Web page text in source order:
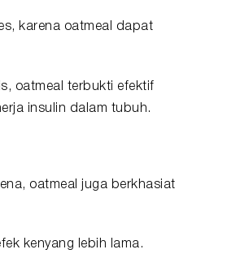
karena oatmeal dapat
oatmeal terbukti efektif
insulin dalam tubuh.
oatmeal juga berkhasiat
kenyang lebih lama.